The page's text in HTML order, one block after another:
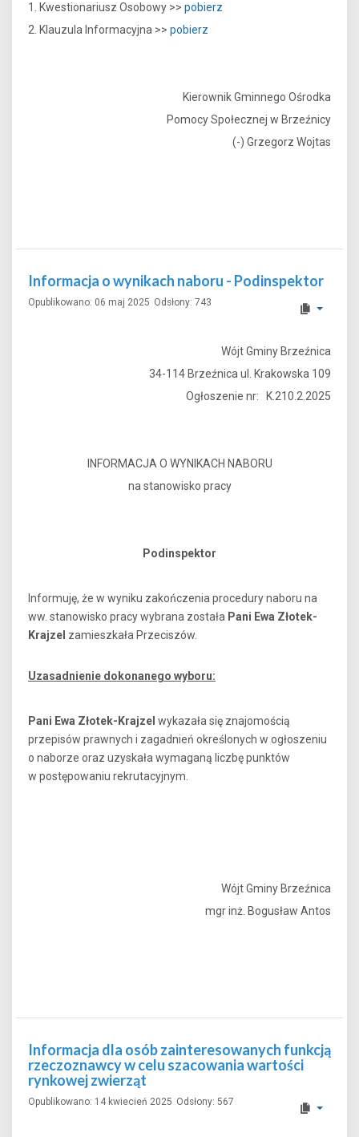
1. Kwestionariusz Osobowy >> pobierz
2. Klauzula Informacyjna >> pobierz
Kierownik Gminnego Ośrodka
Pomocy Społecznej w Brzeźnicy
(-) Grzegorz Wojtas
Informacja o wynikach naboru - Podinspektor
Opublikowano: 06 maj 2025 Odsłony: 743
Wójt Gminy Brzeźnica
34-114 Brzeźnica ul. Krakowska 109
Ogłoszenie nr: K.210.2.2025
INFORMACJA O WYNIKACH NABORU
na stanowisko pracy
Podinspektor
Informuję, że w wyniku zakończenia procedury naboru na
ww. stanowisko pracy wybrana została Pani Ewa Złotek-
Krajzel zamieszkała Przeciszów.
Uzasadnienie dokonanego wyboru:
Pani Ewa Złotek-Krajzel wykazała się znajomością
przepisów prawnych i zagadnień określonych w ogłoszeniu
o naborze oraz uzyskała wymaganą liczbę punktów
w postępowaniu rekrutacyjnym.
Wójt Gminy Brzeźnica
mgr inż. Bogusław Antos
Informacja dla osób zainteresowanych funkcją
rzeczoznawcy w celu szacowania wartości
rynkowej zwierząt
Opublikowano: 14 kwiecień 2025 Odsłony: 567